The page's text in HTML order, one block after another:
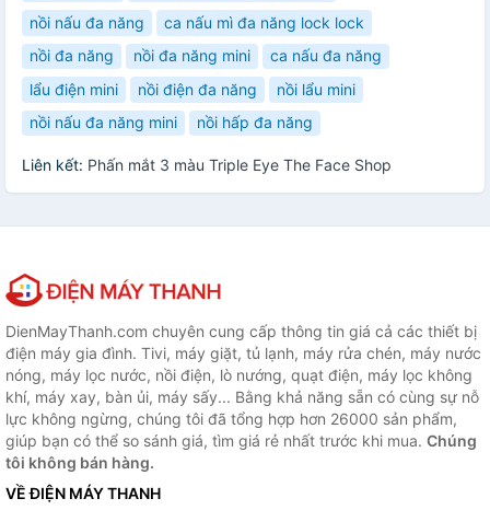
nồi nấu đa năng
ca nấu mì đa năng lock lock
nồi đa năng
nồi đa năng mini
ca nấu đa năng
lẩu điện mini
nồi điện đa năng
nồi lẩu mini
nồi nấu đa năng mini
nồi hấp đa năng
Liên kết: Phấn mắt 3 màu Triple Eye The Face Shop
DienMayThanh.com chuyên cung cấp thông tin giá cả các thiết bị
điện máy gia đình. Tivi, máy giặt, tủ lạnh, máy rửa chén, máy nước
nóng, máy lọc nước, nồi điện, lò nướng, quạt điện, máy lọc không
khí, máy xay, bàn ủi, máy sấy... Bằng khả năng sẵn có cùng sự nỗ
lực không ngừng, chúng tôi đã tổng hợp hơn 26000 sản phẩm,
giúp bạn có thể so sánh giá, tìm giá rẻ nhất trước khi mua. Chúng
tôi không bán hàng.
VỀ ĐIỆN MÁY THANH